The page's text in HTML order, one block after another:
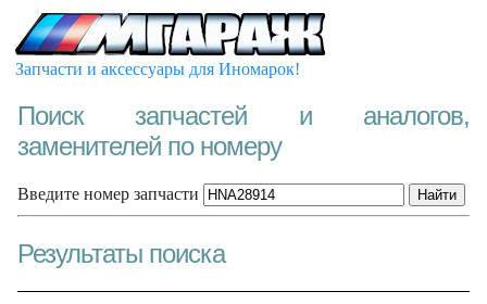
Запчасти и аксессуары для Иномарок!
Поиск запчастей и аналогов,
заменителей по номеру
Введите номер запчасти
Результаты поиска